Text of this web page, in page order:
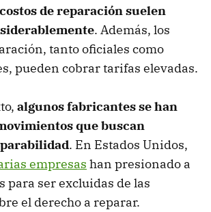
de reparación suelen
. Además, los
tanto oficiales como
pueden cobrar tarifas elevadas.
algunos fabricantes se han
que buscan
. En Estados Unidos,
empresas han presionado a
para ser excluidas de las
el derecho a reparar.